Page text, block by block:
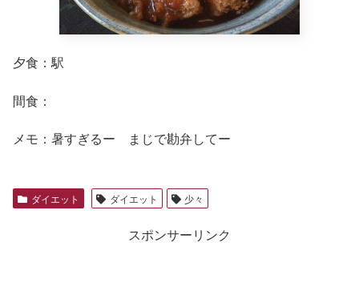
夕食：駅
間食：
メモ：暑すぎるー まじで勘弁してー
ダイエット ダイエット 少々
スポンサーリンク